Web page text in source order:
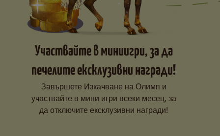
Участвайте в миниигри, за да
печелите ексклузивни награди!
Завършете Изкачване на Олимп и
участвайте в мини игри всеки месец, за
да отключите ексклузивни награди!